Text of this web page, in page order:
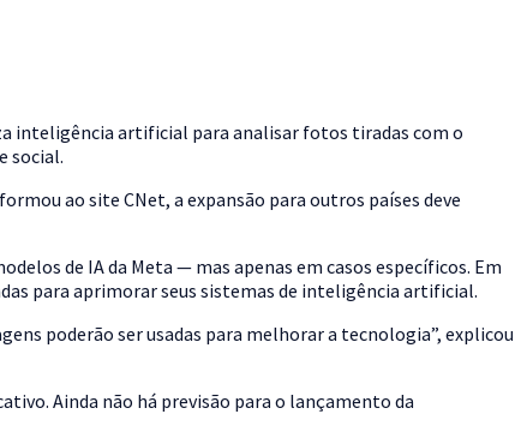
inteligência artificial para analisar fotos tiradas com o
social.
ao site CNet, a expansão para outros países deve
de IA da Meta — mas apenas em casos específicos. Em
para aprimorar seus sistemas de inteligência artificial.
poderão ser usadas para melhorar a tecnologia”, explicou
Ainda não há previsão para o lançamento da